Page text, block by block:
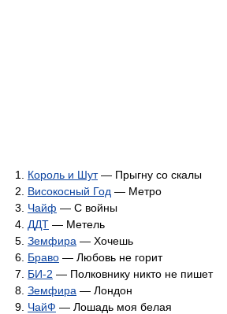
Король и Шут— Прыгну со скалы
Високосный Год — Метро
Чайф — С войны
ДДТ — Метель
Земфира — Хочешь
Браво — Любовь не горит
БИ-2 — Полковнику никто не пишет
Земфира — Лондон
ЧайФ — Лошадь моя белая